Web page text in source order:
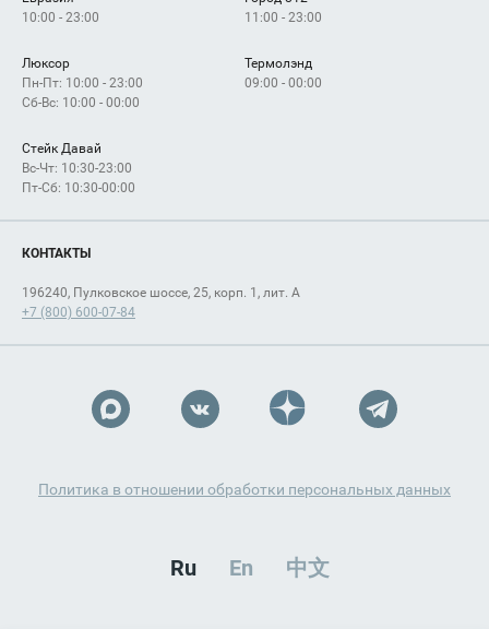
10:00 - 23:00
11:00 - 23:00
Люксор
Пн-Пт: 10:00 - 23:00
Сб-Вс: 10:00 - 00:00
Термолэнд
09:00 - 00:00
Стейк Давай
Вс-Чт: 10:30-23:00
Пт-Сб: 10:30-00:00
КОНТАКТЫ
196240, Пулковское шоссе, 25, корп. 1, лит. А
+7 (800) 600-07-84
Политика в отношении обработки персональных данных
Ru En 中文